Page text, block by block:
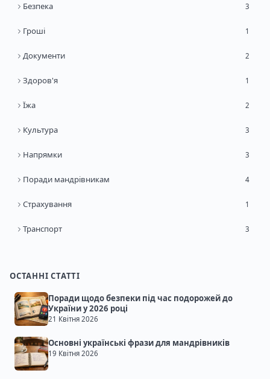
Безпека 3
Гроші 1
Документи 2
Здоров'я 1
Їжа 2
Культура 3
Напрямки 3
Поради мандрівникам 4
Страхування 1
Транспорт 3
ОСТАННІ СТАТТІ
Поради щодо безпеки під час подорожей до
України у 2026 році
21 Квітня 2026
Основні українські фрази для мандрівників
19 Квітня 2026